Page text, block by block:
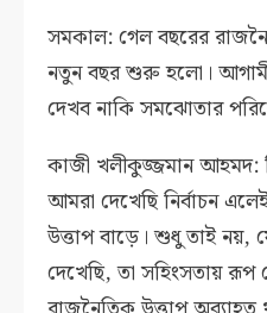
সমকাল: গেল বছরের
নতুন বছর শুরু হলো।
দেখব নাকি সমঝোতার
কাজী খলীকুজ্জমান আহমদ:
আমরা দেখেছি নির্বাচন
উত্তাপ বাড়ে। শুধু তাই
দেখেছি, তা সহিংসতায়